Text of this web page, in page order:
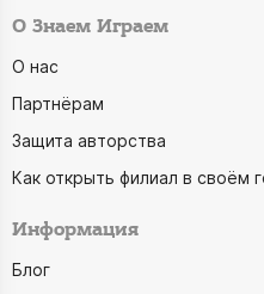
О Знаем Играем
О нас
Партнёрам
Защита авторства
Как открыть филиал в своём
Информация
Блог